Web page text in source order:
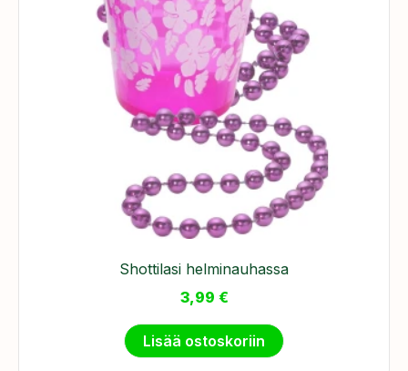
Shottilasi helminauhassa
3,99 €
Lisää ostoskoriin